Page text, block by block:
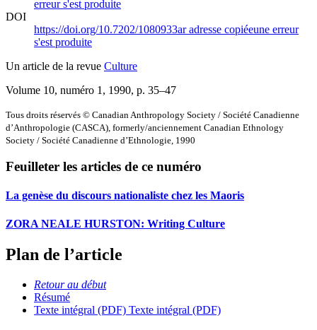
erreur s'est produite
DOI
https://doi.org/10.7202/1080933aradresse copiéeune erreur
s'est produite
Un article de la revue Culture
Volume 10, numéro 1, 1990, p. 35–47
Tous droits réservés © Canadian Anthropology Society / Société Canadienne
d’Anthropologie (CASCA), formerly/anciennement Canadian Ethnology
Society / Société Canadienne d’Ethnologie, 1990
Feuilleter les articles de ce numéro
La genèse du discours nationaliste chez les Maoris
ZORA NEALE HURSTON: Writing Culture
Plan de l’article
Retour au début
Résumé
Texte intégral (PDF) Texte intégral (PDF)